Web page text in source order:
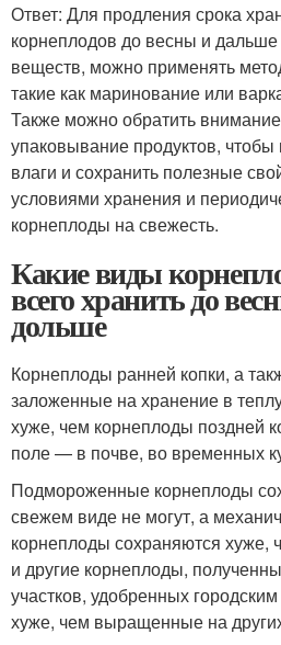
Ответ: Для продления срока
корнеплодов до весны и
веществ, можно применять
такие как маринование или
Также можно обратить
упаковывание продуктов,
влаги и сохранить полезные
условиями хранения и
корнеплоды на свежесть.
Какие виды
всего хранить до
дольше
Корнеплоды ранней копки, а
заложенные на хранение в
хуже, чем корнеплоды поздней
поле — в почве, во временных
Подмороженные корнеплоды
свежем виде не могут, а
корнеплоды сохраняются хуже,
и другие корнеплоды,
участков, удобренных
хуже, чем выращенные на